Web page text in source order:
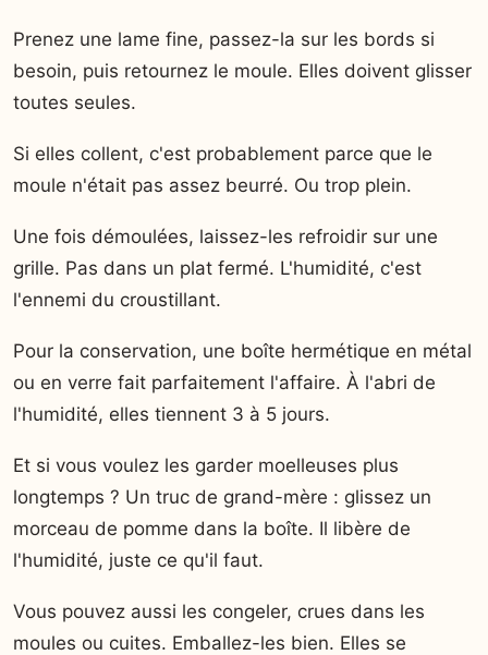
Prenez une lame fine, passez-la sur les bords si
besoin, puis retournez le moule. Elles doivent glisser
toutes seules.
Si elles collent, c'est probablement parce que le
moule n'était pas assez beurré. Ou trop plein.
Une fois démoulées, laissez-les refroidir sur une
grille. Pas dans un plat fermé. L'humidité, c'est
l'ennemi du croustillant.
Pour la conservation, une boîte hermétique en métal
ou en verre fait parfaitement l'affaire. À l'abri de
l'humidité, elles tiennent 3 à 5 jours.
Et si vous voulez les garder moelleuses plus
longtemps ? Un truc de grand-mère : glissez un
morceau de pomme dans la boîte. Il libère de
l'humidité, juste ce qu'il faut.
Vous pouvez aussi les congeler, crues dans les
moules ou cuites. Emballez-les bien. Elles se